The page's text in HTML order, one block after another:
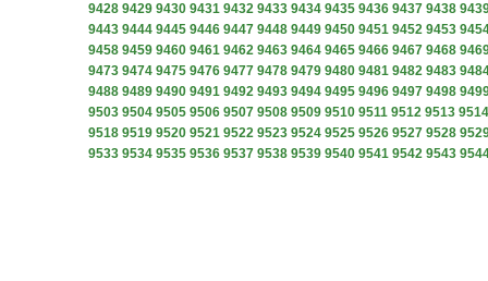
9428 9429 9430 9431 9432 9433 9434 9435 9436 9437 9438
9443 9444 9445 9446 9447 9448 9449 9450 9451 9452 9453
9458 9459 9460 9461 9462 9463 9464 9465 9466 9467 9468
9473 9474 9475 9476 9477 9478 9479 9480 9481 9482 9483
9488 9489 9490 9491 9492 9493 9494 9495 9496 9497 9498
9503 9504 9505 9506 9507 9508 9509 9510 9511 9512 9513 9514
9518 9519 9520 9521 9522 9523 9524 9525 9526 9527 9528
9533 9534 9535 9536 9537 9538 9539 9540 9541 9542 9543